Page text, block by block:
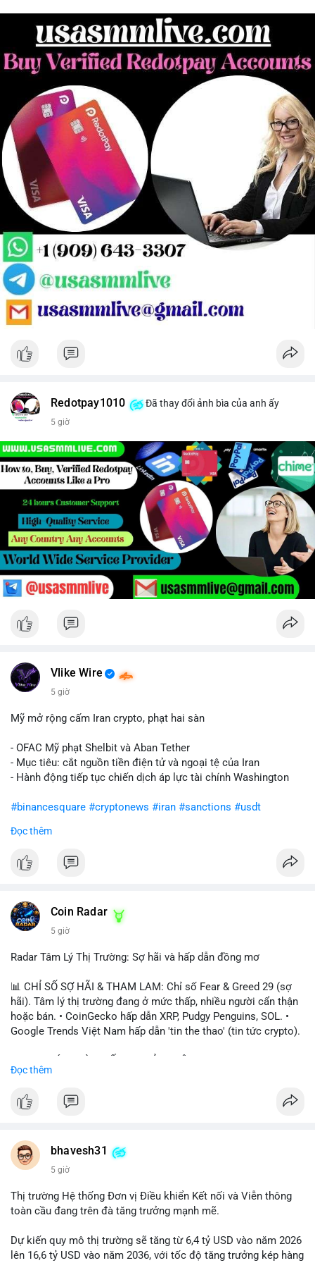
Redotpay1010 Đã thay đổi ảnh bìa của anh ấy
5 giờ
Vlike Wire
5 giờ
Mỹ mở rộng cấm Iran crypto, phạt hai sàn
- OFAC Mỹ phạt Shelbit và Aban Tether
- Mục tiêu: cắt nguồn tiền điện tử và ngoại tệ của Iran
- Hành động tiếp tục chiến dịch áp lực tài chính Washington
#binancesquare #cryptonews #iran #sanctions #usdt
$usdt
#vlikevn #titanbot
Đọc thêm
Coin Radar
5 giờ
Radar Tâm Lý Thị Trường: Sợ hãi và hấp dẫn đồng mơ
📊 CHỈ SỐ SỢ HÃI & THAM LAM: Chỉ số Fear & Greed 29 (sợ
hãi). Tâm lý thị trường đang ở mức thấp, nhiều người cẩn thận
hoặc bán. • CoinGecko hấp dẫn XRP, Pudgy Penguins, SOL. •
Google Trends Việt Nam hấp dẫn 'tin the thao' (tin tức crypto).
ONDO, CASHCAT. • Chủ đề 'tô thị ty na' (tỷ giá) và 'giao thông'
BTC breakout và lệnh long/short.
định crypto là 'vấn đề lớn' giúp giảm áp lực USD. • Binance hỗ
trợ cổ phiếu Apple/IBM. • Bài đăng hấp dẫn về $HFT, $SKYAI,
💡 NHẬN ĐỊNH & KHUYẾN NGHỊ: Tâm lý thị trường đang phân
coin (PENGU, CASHCAT) và tin cậy từ các dự án lớn (BTC,
SOL). Rủi ro tăng nếu không có thông tin rõ ràng về quy định.
Đọc thêm
bhavesh31
5 giờ
Thị trường Hệ thống Đơn vị Điều khiển Kết nối và Viễn thông
toàn cầu đang trên đà tăng trưởng mạnh mẽ.
Dự kiến quy mô thị trường sẽ tăng từ 6,4 tỷ USD vào năm 2026
lên 16,6 tỷ USD vào năm 2036, với tốc độ tăng trưởng kép hàng